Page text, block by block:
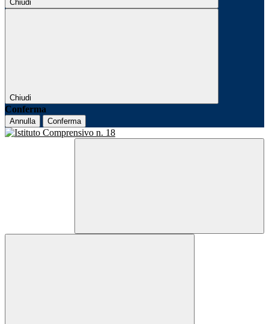
Chiudi
Chiudi
Conferma
Annulla Conferma